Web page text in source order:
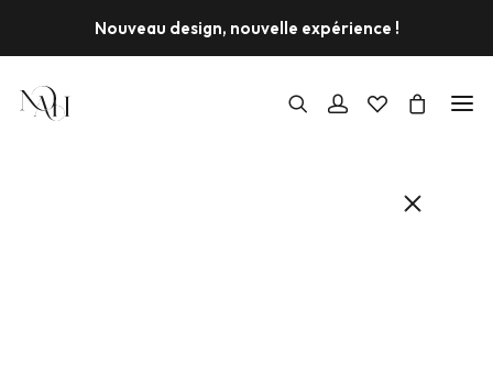
Nouveau design, nouvelle expérience !